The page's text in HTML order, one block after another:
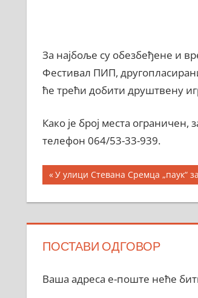
За најбоље су обезбеђене и
Фестивал ПИП,
ће трећи добити друштвену
Како је број места
телефон 064/53-33-939.
Кретање
чланка
Previous
Post:
У улици Стевана Сремца „паук“
ПОСТАВИ ОДГОВОР
Ваша адреса е-поште неће